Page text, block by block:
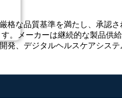
格な品質基準を満たし、承認
。メーカーは継続的な製品供
、デジタルヘルスケアシス